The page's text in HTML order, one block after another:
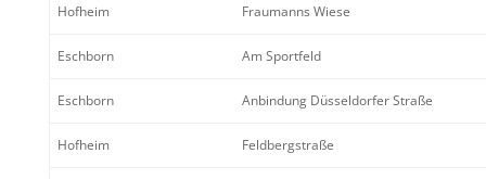
Hofheim Fraumanns Wiese
Eschborn Am Sport­feld
Eschborn Anbin­dung Düssel­dorfer Straße
Hofheim Feldberg­straße